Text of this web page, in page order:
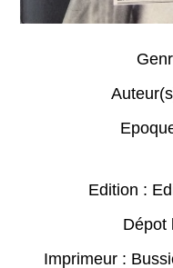
Edition :
Dépot
Imprimeur :